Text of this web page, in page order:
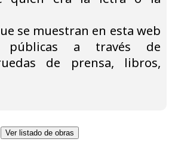
se muestran en esta web
públicas a través de
de prensa, libros,
Ver listado de obras